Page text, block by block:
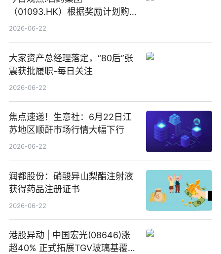
（01093.HK）根据奖励计划购
回580万股
2026-06-22
大家资产总经理落定，“80后”张
震获批履职-每日关注
2026-06-22
焦点速递！生意社：6月22日江
苏地区顺酐市场行情大幅下行
2026-06-22
润都股份：硝酸异山梨酯注射液
获得药品注册证书
2026-06-22
港股异动 | 中国宏光(08646)涨
超40% 正式拓展TGV玻璃基覆铜